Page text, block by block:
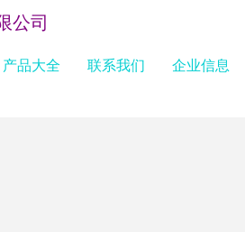
公司
产品大全 联系我们 企业信息